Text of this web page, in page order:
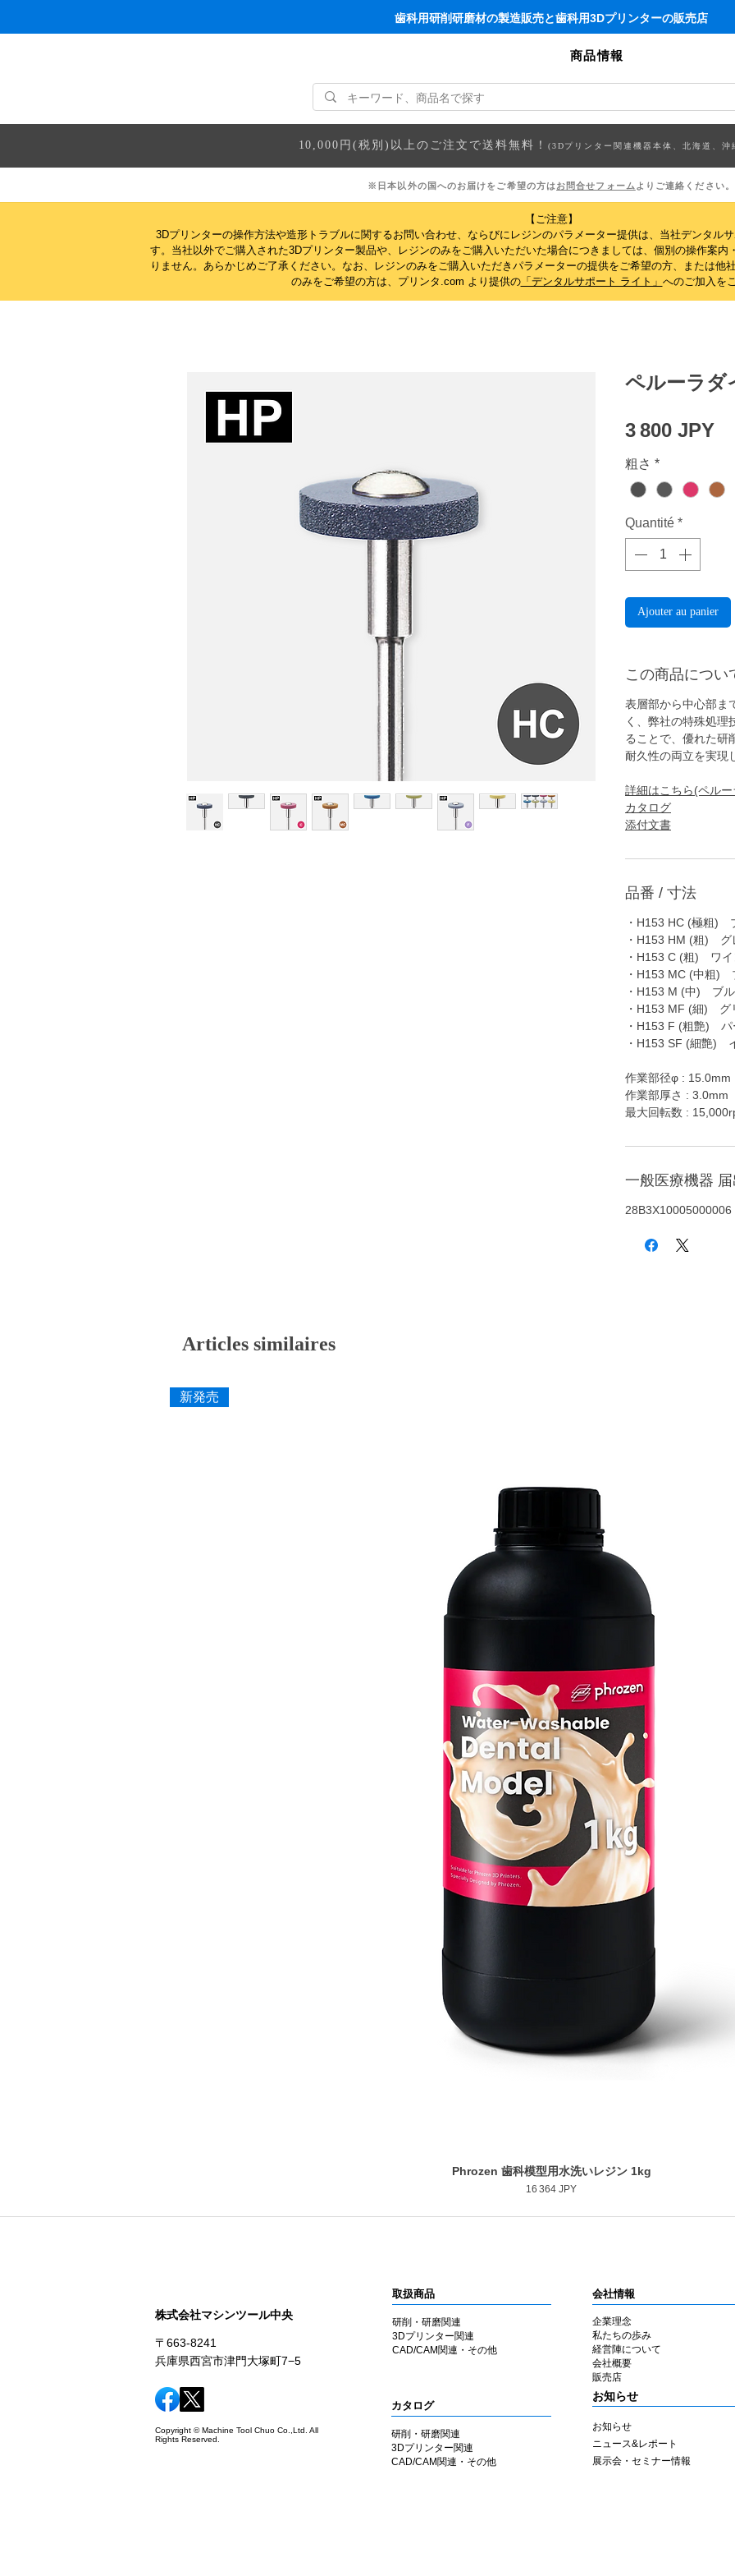
商品情報
歯科用研削研磨材の製造販売と歯科用3Dプリンターの販売店
10,000円(税別)以上のご注文で送料無料！ (3Dプリンター関連機器本体、北海道、沖
※日本以外の国へのお届けをご希望の方はお問合せフォームよりご連絡ください。
【ご注意】
3Dプリンターの操作方法や造形トラブルに関するお問い合わせ、ならびにレジンのパラメーター提供は、当社デンタル
す。当社以外でご購入された3Dプリンター製品や、レジンのみをご購入いただいた場合につきましては、個別の操作案
りません。 あらかじめご了承ください。なお、レジンのみをご購入いただきパラメーターの提供をご希望の方、または他
のみをご希望の方は、プリンタ.com より提供の「デンタルサポート ライト」 へのご加入を
ペルーラダ
3 800 JPY
粗さ *
Quantité *
Ajouter au panier
この商品につい
表層部から中心部ま
く、弊社の特殊処理
ることで、優れた研
耐久性の両立を実現
詳細はこちら(ペル
カタログ
添付文書
品番 / 寸法
・H153 HC (極粗)
・H153 HM (粗) グ
・H153 C (粗) ワイ
・H153 MC (中粗)
・H153 M (中) ブ
・H153 MF (細) グ
・H153 F (粗艶) パ
・H153 SF (細艶)
作業部径φ : 15.0mm
作業部厚さ : 3.0mm
最大回転数 :
一般医療機器
28B3X10005000006
Articles similaires
Aperçu rapide
新発売
Phrozen 歯科模型用水洗いレジン 1kg
Prix
16 364 JPY
株式会社マシンツール中央
〒663-8241
兵庫県西宮市津門大塚町7−5
Copyright © Machine Tool Chuo Co.,Ltd. All
Rights Reserved.
取扱商品
研削・研磨関連
3Dプリンター関連
CAD/CAM関連・その他
カタログ
研削・研磨関連
3Dプリンター関連
CAD/CAM関連・その他
会社情報
企業理念
私たちの歩み
​経営陣について
会社概要
​販売店
​お知らせ
お知らせ
ニュース&レポート
展示会・セミナー情報